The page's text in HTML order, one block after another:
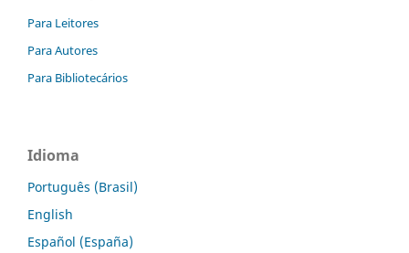
Para Leitores
Para Autores
Para Bibliotecários
Idioma
Português (Brasil)
English
Español (España)